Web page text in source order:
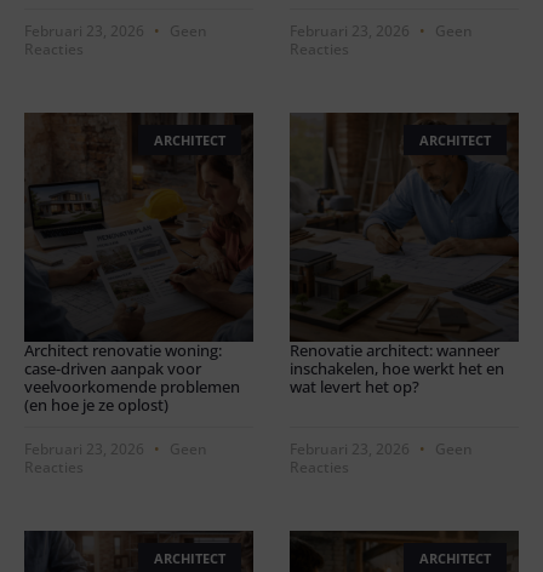
Februari 23, 2026
Geen
Reacties
Februari 23, 2026
Geen
Reacties
ARCHITECT
Architect renovatie woning:
case-driven aanpak voor
veelvoorkomende problemen
(en hoe je ze oplost)
Februari 23, 2026
Geen
Reacties
ARCHITECT
Renovatie architect: wanneer
inschakelen, hoe werkt het en
wat levert het op?
Februari 23, 2026
Geen
Reacties
ARCHITECT ARCHITECT